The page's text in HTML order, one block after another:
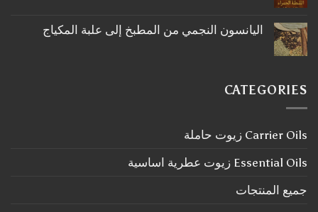
على
الشطة
في
مطبخك
اليانسون النجمي من المطبخ إلى علبة المكياج
اليانسون
النجمي
علبة
المكياج
CATEGORIES
Carrier Oils زيوت حاملة
Essential Oils زيوت عطرية اساسية
جميع المنتجات